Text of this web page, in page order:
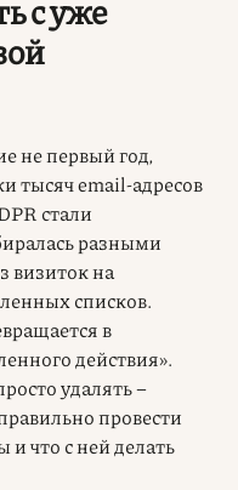
с уже
не первый год,
тысяч email-адресов
стали
разными
визиток на
списков.
в
действия».
удалять –
провести
и что с ней делать